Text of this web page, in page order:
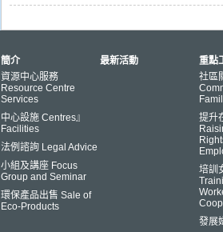
簡介
資源中心服務
Resource Centre
Services
中心設施 Centres』
Facilities
法例諮詢 Legal Advice
小組及講座 Focus
Group and Seminar
環保產品出售 Sale of
Eco-Products
最新活動
重點
社區
提升
培訓
發展